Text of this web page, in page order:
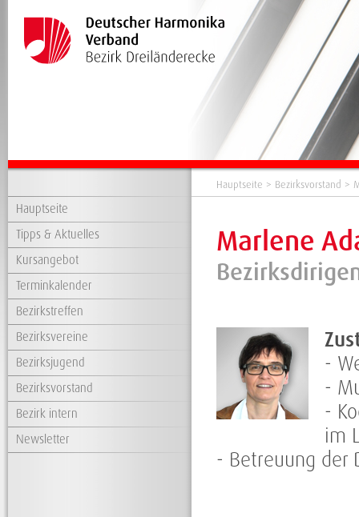
Hauptseite
Tipps & Aktuelles
Kursangebot
Terminkalender
Bezirkstreffen
Bezirksvereine
Bezirksjugend
Bezirksvorstand
Bezirk intern
Newsletter
Hauptseite > Bezirksvorstand >
Marlene
-
-
-
im
- Betreuung der